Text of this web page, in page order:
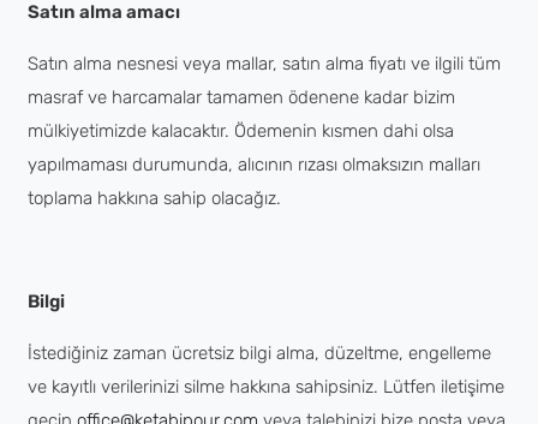
Satın alma amacı
Satın alma nesnesi veya mallar, satın alma fiyatı ve ilgili tüm
masraf ve harcamalar tamamen ödenene kadar bizim
mülkiyetimizde kalacaktır. Ödemenin kısmen dahi olsa
yapılmaması durumunda, alıcının rızası olmaksızın malları
toplama hakkına sahip olacağız.
Bilgi
İstediğiniz zaman ücretsiz bilgi alma, düzeltme, engelleme
ve kayıtlı verilerinizi silme hakkına sahipsiniz. Lütfen iletişime